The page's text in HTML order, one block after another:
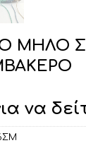
ΜΗΛΟ
να